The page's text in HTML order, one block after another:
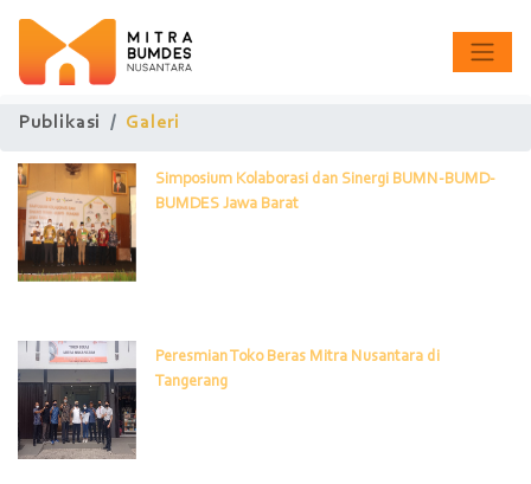
Publikasi Galeri
Simposium Kolaborasi dan Sinergi BUMN-BUMD-
BUMDES Jawa Barat
Peresmian Toko Beras Mitra Nusantara di
Tangerang